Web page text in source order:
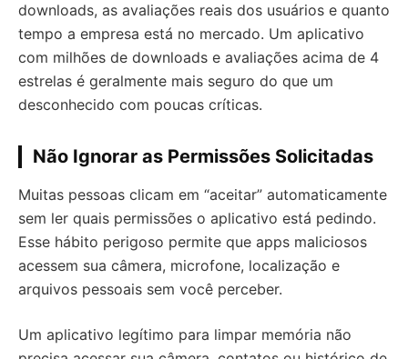
downloads, as avaliações reais dos usuários e quanto
tempo a empresa está no mercado. Um aplicativo
com milhões de downloads e avaliações acima de 4
estrelas é geralmente mais seguro do que um
desconhecido com poucas críticas.
Não Ignorar as Permissões Solicitadas
Muitas pessoas clicam em “aceitar” automaticamente
sem ler quais permissões o aplicativo está pedindo.
Esse hábito perigoso permite que apps maliciosos
acessem sua câmera, microfone, localização e
arquivos pessoais sem você perceber.
Um aplicativo legítimo para limpar memória não